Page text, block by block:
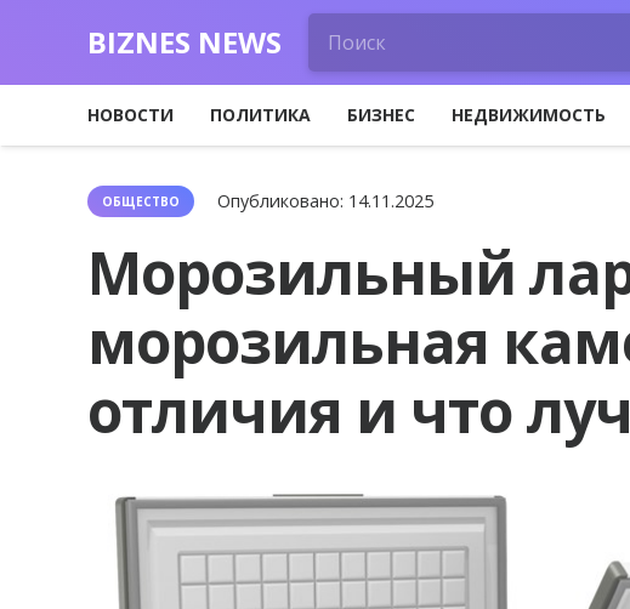
BIZNES NEWS
НОВОСТИ ПОЛИТИКА БИЗНЕС НЕДВИЖИМОСТЬ
ОБЩЕСТВО Опубликовано: 14.11.2025
Морозильный
морозильная
отличия и что